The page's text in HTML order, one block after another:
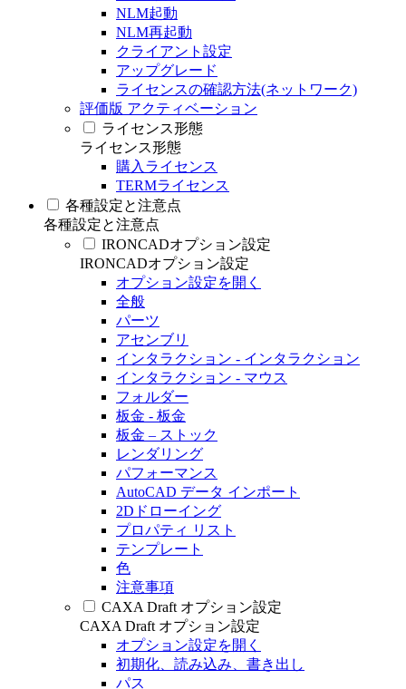
NLM起動
NLM再起動
クライアント設定
アップグレード
ライセンスの確認方法(ネットワーク)
評価版 アクティベーション
ライセンス形態
ライセンス形態
購入ライセンス
TERMライセンス
各種設定と注意点
各種設定と注意点
IRONCADオプション設定
IRONCADオプション設定
オプション設定を開く
全般
パーツ
アセンブリ
インタラクション - インタラクション
インタラクション - マウス
フォルダー
板金 - 板金
板金 – ストック
レンダリング
パフォーマンス
AutoCAD データ インポート
2Dドローイング
プロパティ リスト
テンプレート
色
注意事項
CAXA Draft オプション設定
CAXA Draft オプション設定
オプション設定を開く
初期化、読み込み、書き出し
パス